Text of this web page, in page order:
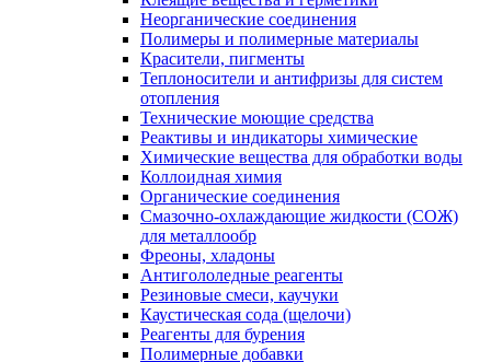
Неорганические соединения
Полимеры и полимерные материалы
Красители, пигменты
Теплоносители и антифризы для систем
отопления
Технические моющие средства
Реактивы и индикаторы химические
Химические вещества для обработки воды
Коллоидная химия
Органические соединения
Смазочно-охлаждающие жидкости (СОЖ)
для металлообр
Фреоны, хладоны
Антигололедные реагенты
Резиновые смеси, каучуки
Каустическая сода (щелочи)
Реагенты для бурения
Полимерные добавки